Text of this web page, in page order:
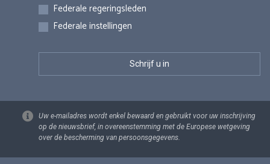
Federale regeringsleden
Federale instellingen
Uw e-mailadres wordt enkel bewaard en gebruikt voor uw inschrijving
op de nieuwsbrief, in overeenstemming met de Europese wetgeving
over de bescherming van persoonsgegevens.